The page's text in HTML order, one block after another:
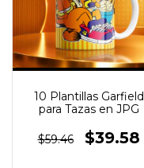
10 Plantillas Garfield
para Tazas en JPG
$59.46 $39.58